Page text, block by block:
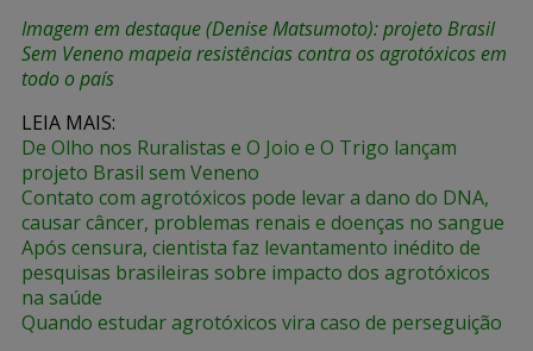
Imagem em destaque (Denise Matsumoto): projeto Brasil
Sem Veneno mapeia resistências contra os agrotóxicos em
todo o país
LEIA MAIS:
De Olho nos Ruralistas e O Joio e O Trigo lançam
projeto Brasil sem Veneno
Contato com agrotóxicos pode levar a dano do DNA,
causar câncer, problemas renais e doenças no sangue
Após censura, cientista faz levantamento inédito de
pesquisas brasileiras sobre impacto dos agrotóxicos
na saúde
Quando estudar agrotóxicos vira caso de perseguição